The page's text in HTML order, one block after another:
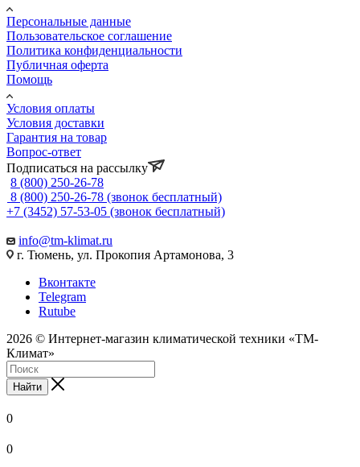
Персональные данные
Пользовательское соглашение
Политика конфиденциальности
Публичная оферта
Помощь
Условия оплаты
Условия доставки
Гарантия на товар
Вопрос-ответ
Подписаться на рассылку
8 (800) 250-26-78
8 (800) 250-26-78 (звонок бесплатный)
+7 (3452) 57-53-05 (звонок бесплатный)
info@tm-klimat.ru
г. Тюмень, ул. Прокопия Артамонова, 3
Вконтакте
Telegram
Rutube
2026 © Интернет-магазин климатической техники «ТМ-
Климат»
Найти
0
0